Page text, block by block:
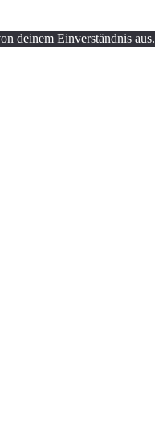
deinem Einverständnis aus.